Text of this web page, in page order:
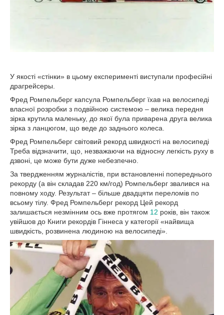
У якості «стінки» в цьому експерименті виступали професійні
драгрейсеры.
Фред Ромпельберг капсула Ромпельберг їхав на велосипеді
власної розробки з подвійною системою – велика передня
зірка крутила маленьку, до якої була приварена друга велика
зірка з ланцюгом, що веде до заднього колеса.
Фред Ромпельберг світовий рекорд швидкості на велосипеді
Треба відзначити, що, незважаючи на відносну легкість руху в
дзвоні, це може бути дуже небезпечно.
За твердженням журналістів, при встановленні попереднього
рекорду (а він складав 220 км/год) Ромпельберг звалився на
повному ходу. Результат – більше двадцяти переломів по
всьому тілу. Фред Ромпельберг рекорд Цей рекорд
залишається незмінним ось вже протягом 12 років, він також
увійшов до Книги рекордів Гіннеса у категорії «найвища
швидкість, розвинена людиною на велосипеді».